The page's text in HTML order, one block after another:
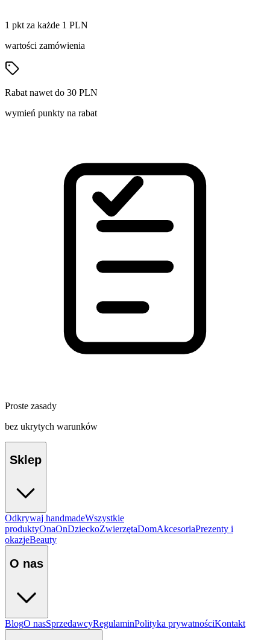
1 pkt za każde 1 PLN
wartości zamówienia
Rabat nawet do 30 PLN
wymień punkty na rabat
Proste zasady
bez ukrytych warunków
Sklep
Odkrywaj handmadeWszystkie
produktyOnaOnDzieckoZwierzętaDomAkcesoriaPrezenty i
okazjeBeauty
O nas
BlogO nasSprzedawcyRegulaminPolityka prywatnościKontakt